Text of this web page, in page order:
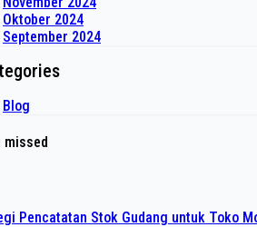
Oktober 2024
September 2024
Blog
missed
Pencatatan Stok Gudang untuk Toko